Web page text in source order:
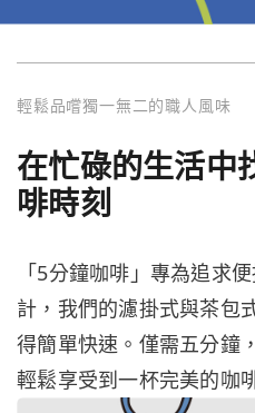
輕鬆品嚐獨一無二的職人風味
在忙碌的生活中
啡時刻
「5分鐘咖啡」專為追求
計，我們的濾掛式與茶包
得簡單快速。僅需五分鐘
輕鬆享受到一杯完美的咖